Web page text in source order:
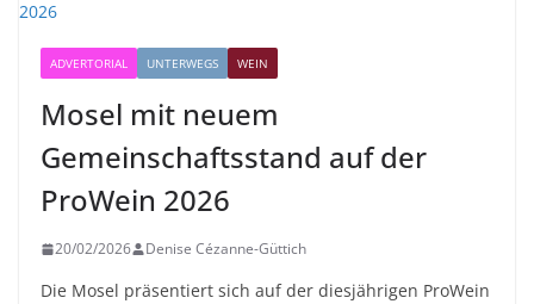
ADVERTORIAL UNTERWEGS WEIN
Mosel mit neuem
Gemeinschaftsstand auf der
ProWein 2026
20/02/2026 Denise Cézanne-Güttich
Die Mosel präsentiert sich auf der diesjährigen ProWein